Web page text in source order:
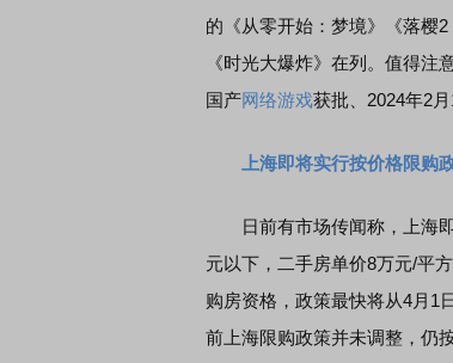
的《从零开始：梦境》《落樱2
《时光大爆炸》在列。值得注
国产网络游戏获批、2024年2
上海即将实行按价格限购
日前有市场传闻称，上海即
元以下，二手房单价8万元/平
购房资格，政策最快将从4月1
前上海限购政策并未调整，仍